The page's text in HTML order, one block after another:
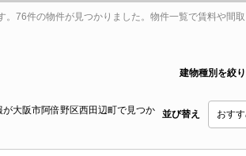
76件の物件が見つかりました。物件一覧で賃料や間
建物種別を絞
が大阪市阿倍野区西田辺町で見つか
並び替え